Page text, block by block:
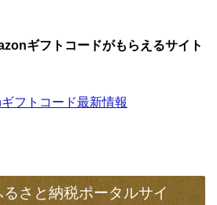
ギフトコードがもらえるサイト
フトコード最新情報
さと納税ポータルサイ